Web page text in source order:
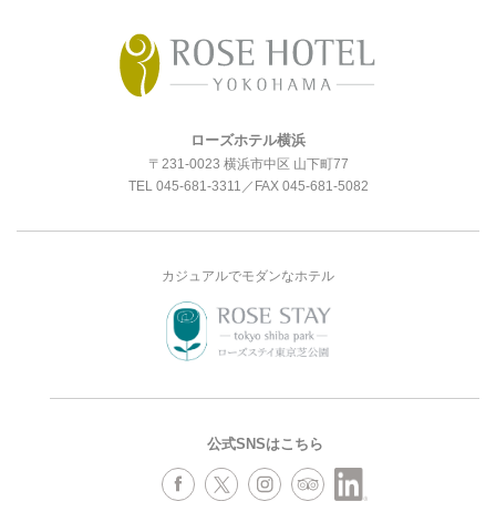
ローズホテル横浜
〒231-0023 横浜市中区 山下町77
TEL 045-681-3311 ／FAX 045-681-5082
カジュアルでモダンなホテル
公式SNSはこちら